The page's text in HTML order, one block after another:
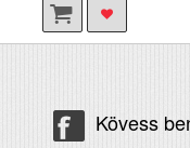
Kövess